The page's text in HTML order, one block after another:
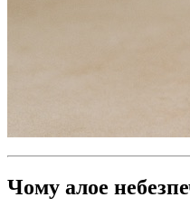
Чому алое